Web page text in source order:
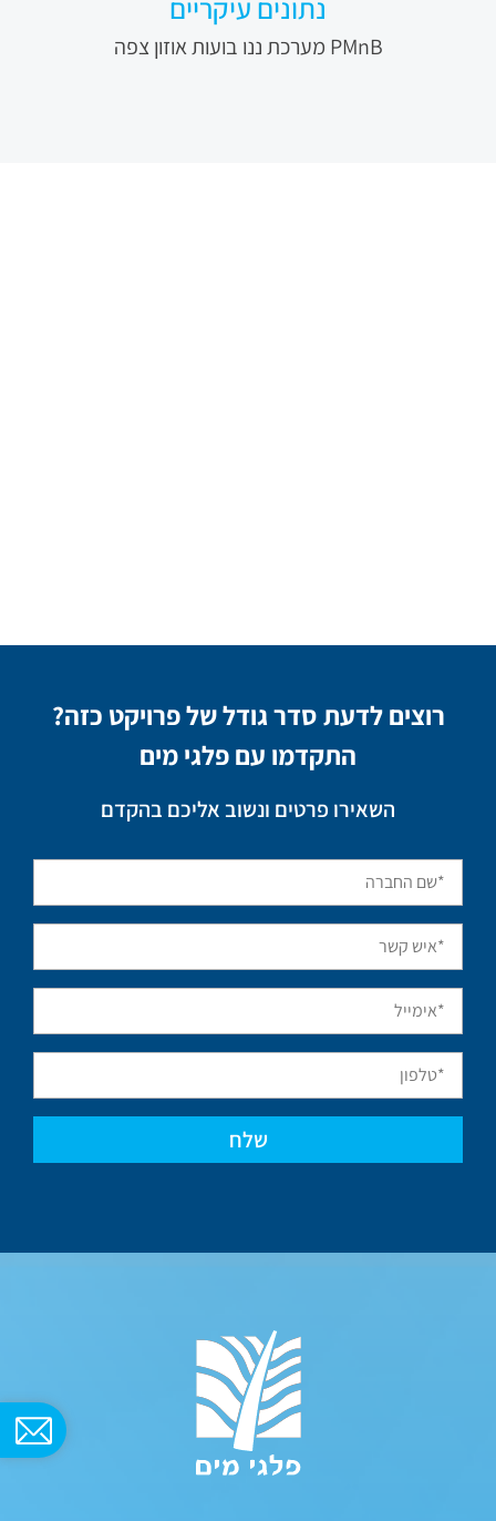
נתונים עיקריים
PMnB מערכת ננו בועות אוזון צפה
רוצים לדעת סדר גודל של פרויקט כזה?
התקדמו עם פלגי מים
השאירו פרטים ונשוב אליכם בהקדם